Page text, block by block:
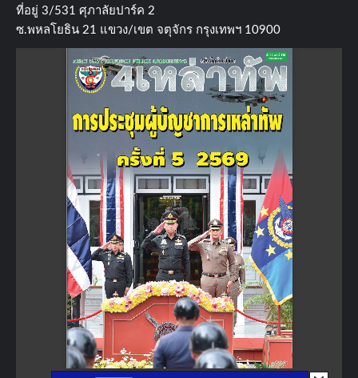
ที่อยู่​ 3/531​ ศุภาลัยปาร์ค​ 2
ซ.พหลโยธิน​ 21​ แขวง/เขต​ จตุจักร​ กรุงเทพฯ 10900